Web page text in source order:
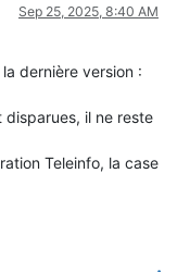
Sep 25, 2025, 8:40 AM
dernière version :
disparues, il ne reste
Teleinfo, la case